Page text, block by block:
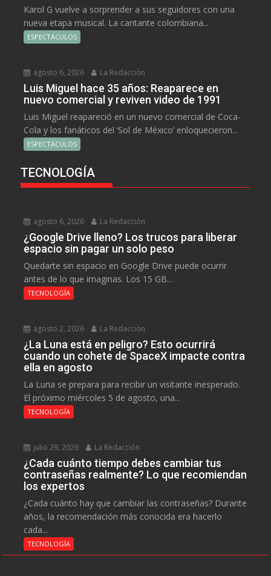
Karol G vuelve a sorprender a sus seguidores con una
nueva etapa musical. La cantante colombiana...
ESPECTÁCULOS
agosto 6, 2026 La Redacción
Luis Miguel hace 35 años: Reaparece en
nuevo comercial y reviven video de 1991
Luis Miguel reapareció en un nuevo comercial de Coca-
Cola y los fanáticos del ‘Sol de México’ enloquecieron...
ESPECTÁCULOS
TECNOLOGÍA
agosto 6, 2026 La Redacción
¿Google Drive lleno? Los trucos para liberar
espacio sin pagar un solo peso
Quedarte sin espacio en Google Drive puede ocurrir
antes de lo que imaginas. Los 15 GB...
TECNOLOGÍA
agosto 2, 2026 La Redacción
¿La Luna está en peligro? Esto ocurrirá
cuando un cohete de SpaceX impacte contra
ella en agosto
La Luna se prepara para recibir un visitante inesperado.
El próximo miércoles 5 de agosto, una...
TECNOLOGÍA
julio 29, 2026 La Redacción
¿Cada cuánto tiempo debes cambiar tus
contraseñas realmente? Lo que recomiendan
los expertos
¿Cada cuánto hay que cambiar las contraseñas? Durante
años, la recomendación más conocida era hacerlo
cada...
TECNOLOGÍA